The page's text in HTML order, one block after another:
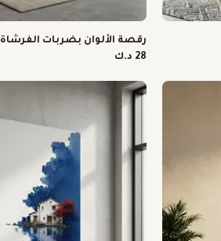
رقصة الألوان بضربات الفرشاة
28 د.ك